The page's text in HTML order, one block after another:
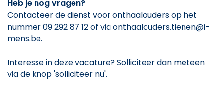
Heb je nog vragen?
Contacteer de dienst voor onthaalouders op het
nummer 09 292 87 12 of via onthaalouders.tienen@i-
mens.be.
Interesse in deze vacature? Solliciteer dan meteen
via de knop 'solliciteer nu'.